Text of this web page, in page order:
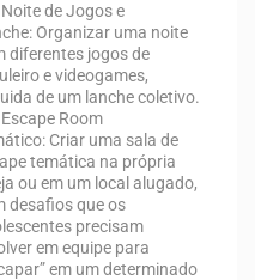
de Jogos e
Organizar uma noite
diferentes jogos de
e videogames,
de um lanche coletivo.
Room
Criar uma sala de
temática na própria
ou em um local alugado,
desafios que os
precisam
em equipe para
em um determinado